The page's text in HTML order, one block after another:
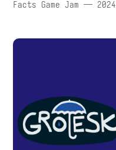
Facts Game Jam — 2024